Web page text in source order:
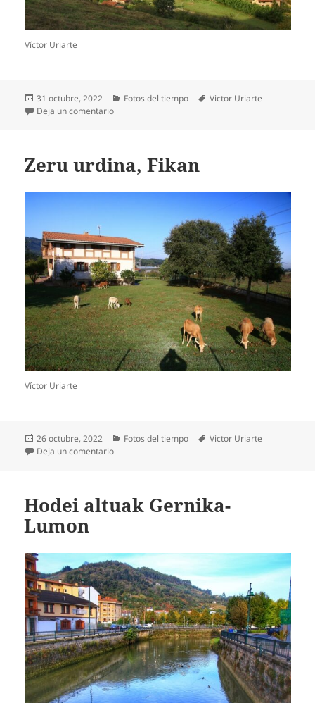
Víctor Uriarte
Publicado
el
31 octubre, 2022 Categorías
Fotos del tiempo Etiquetas
Victor Uriarte
Deja un comentarioen Eguzkiak hodeiak desegiten, Axpe-Atxondon
Zeru urdina, Fikan
Víctor Uriarte
Publicado
el
26 octubre, 2022 Categorías
Fotos del tiempo Etiquetas
Victor Uriarte
Deja un comentarioen Zeru urdina, Fikan
Hodei altuak Gernika-
Lumon